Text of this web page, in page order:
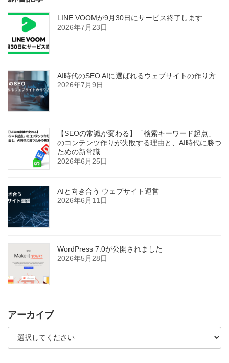
LINE VOOMが9月30日にサービス終了します
2026年7月23日
AI時代のSEO AIに選ばれるウェブサイトの作り方
2026年7月9日
【SEOの常識が変わる】「検索キーワード起点」
のコンテンツ作りが失敗する理由と、AI時代に勝つ
ための新常識
2026年6月25日
AIと向き合う ウェブサイト運営
2026年6月11日
WordPress 7.0が公開されました
2026年5月28日
アーカイブ